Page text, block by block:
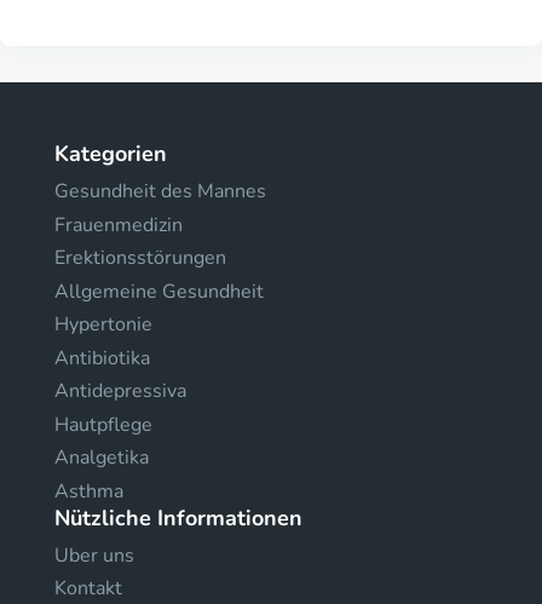
Kategorien
Gesundheit des Mannes
Frauenmedizin
Erektionsstörungen
Allgemeine Gesundheit
Hypertonie
Antibiotika
Antidepressiva
Hautpflege
Analgetika
Asthma
Nützliche Informationen
Uber uns
Kontakt